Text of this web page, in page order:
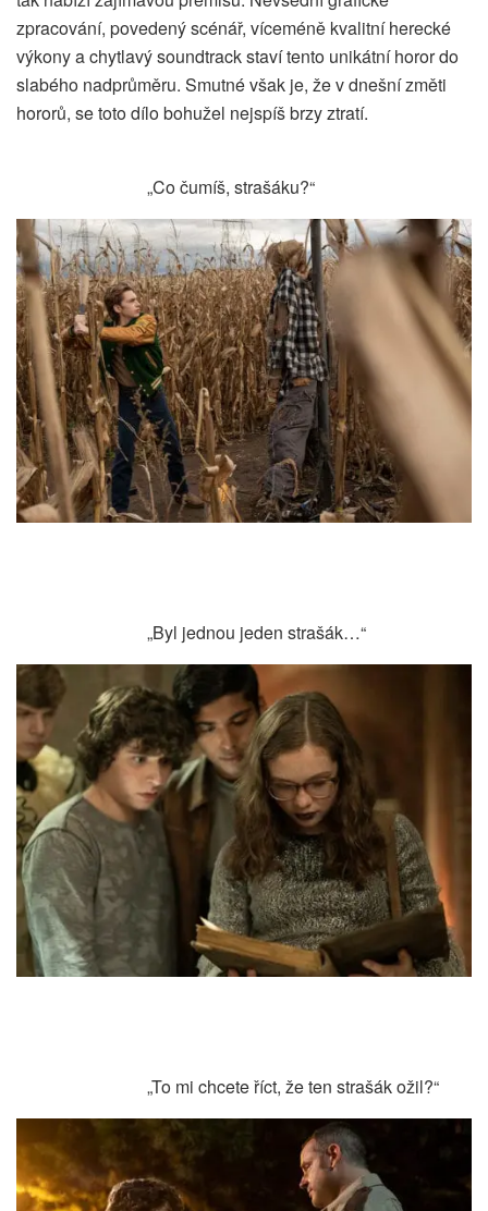
zpracování, povedený scénář, víceméně kvalitní herecké
výkony a chytlavý soundtrack staví tento unikátní horor do
slabého nadprůměru. Smutné však je, že v dnešní změti
hororů, se toto dílo bohužel nejspíš brzy ztratí.
„Co čumíš, strašáku?“
„Byl jednou jeden strašák…“
„To mi chcete říct, že ten strašák ožil?“